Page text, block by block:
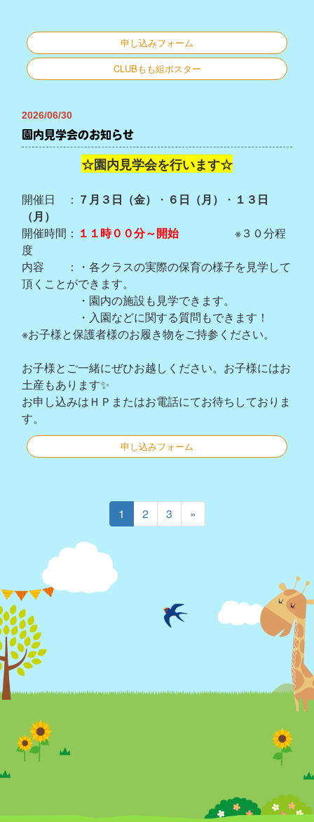
申し込みフォーム
CLUBもも組ポスター
2026/06/30
園内見学会のお知らせ
☆園内見学会を行います☆
開催日 ： ７月 ３日（金） ・ ６日（月） ・ １３日
（月）
開催時間： １１時００分～開始※３０分程
度
内容 ：・各クラスの実際の保育の様子を見学して
頂くことができます。
・園内の施設も見学できます。
・入園などに関する質問もできます！
※お子様と保護者様のお履き物をご持参ください。
お子様とご一緒にぜひお越しください。お子様にはお
土産もあります✨
お申し込みはＨＰまたはお電話にてお待ちしておりま
す。
申し込みフォーム
1 2 3 »